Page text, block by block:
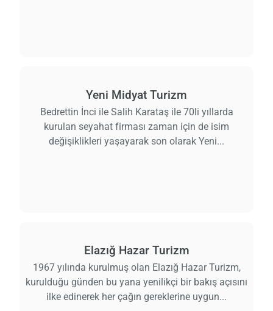
Yeni Midyat Turizm
Bedrettin İnci ile Salih Karataş ile 70li yıllarda
kurulan seyahat firması zaman için de isim
değişiklikleri yaşayarak son olarak Yeni...
Elazığ Hazar Turizm
1967 yılında kurulmuş olan Elazığ Hazar Turizm,
kurulduğu günden bu yana yenilikçi bir bakış açısını
ilke edinerek her çağın gereklerine uygun...